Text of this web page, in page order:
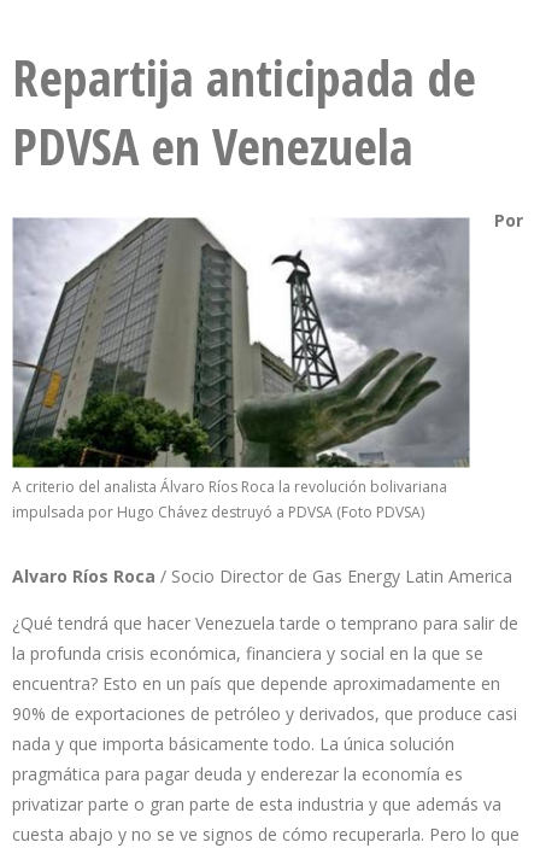
Repartija anticipada de
PDVSA en Venezuela
A criterio del analista Álvaro Ríos Roca la revolución bolivariana
impulsada por Hugo Chávez destruyó a PDVSA (Foto PDVSA)
Por
Alvaro Ríos Roca / Socio Director de Gas Energy Latin America
¿Qué tendrá que hacer Venezuela tarde o temprano para salir de
la profunda crisis económica, financiera y social en la que se
encuentra? Esto en un país que depende aproximadamente en
90% de exportaciones de petróleo y derivados, que produce casi
nada y que importa básicamente todo. La única solución
pragmática para pagar deuda y enderezar la economía es
privatizar parte o gran parte de esta industria y que además va
cuesta abajo y no se ve signos de cómo recuperarla. Pero lo que